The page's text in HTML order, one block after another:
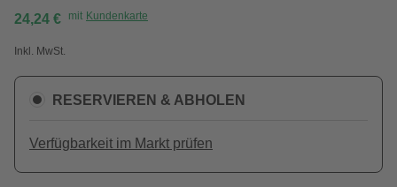
24,24 € mit Kundenkarte
Inkl. MwSt.
RESERVIEREN & ABHOLEN
Verfügbarkeit im Markt prüfen